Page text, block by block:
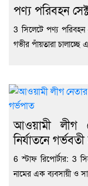
পণ্য পরিবহন
3 সিলেটে পণ্য পরিবহন
গভীর পাঁয়তারা চালাচ্ছে
আওয়ামী লীগ
নির্যাতনে গর্ভবতী
6 স্টাফ রিপোর্টার: 3
নামের এক ব্যবসায়ী ও